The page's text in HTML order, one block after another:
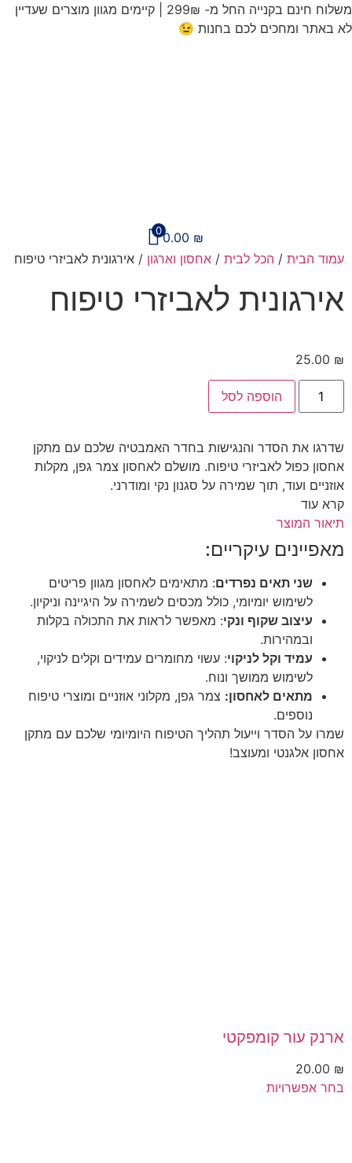
דלג
לתוכן
משלוח חינם בקנייה החל מ- 299₪ | קיימים מגוון מוצרים שעדיין
לא באתר ומחכים לכם בחנות 😉​
0.00 ₪
0
עמוד הבית / הכל לבית / אחסון וארגון / אירגונית לאביזרי טיפוח
אירגונית לאביזרי טיפוח
25.00 ₪
כמות
אירגונית
הוספה לסל
שדרגו את הסדר והנגישות בחדר האמבטיה שלכם עם מתקן
אחסון כפול לאביזרי טיפוח. מושלם לאחסון צמר גפן, מקלות
אוזניים ועוד, תוך שמירה על סגנון נקי ומודרני.
קרא עוד
תיאור המוצר
מאפיינים עיקריים:
שני תאים נפרדים: מתאימים לאחסון מגוון פריטים
לשימוש יומיומי, כולל מכסים לשמירה על היגיינה וניקיון.
עיצוב שקוף ונקי: מאפשר לראות את התכולה בקלות
ובמהירות.
עמיד וקל לניקוי: עשוי מחומרים עמידים וקלים לניקוי,
לשימוש ממושך ונוח.
מתאים לאחסון: צמר גפן, מקלוני אוזניים ומוצרי טיפוח
נוספים.
שמרו על הסדר וייעול תהליך הטיפוח היומיומי שלכם עם מתקן
אחסון אלגנטי ומעוצב!
ארנק עור קומפקטי
20.00 ₪
בחר אפשרויותלמוצר